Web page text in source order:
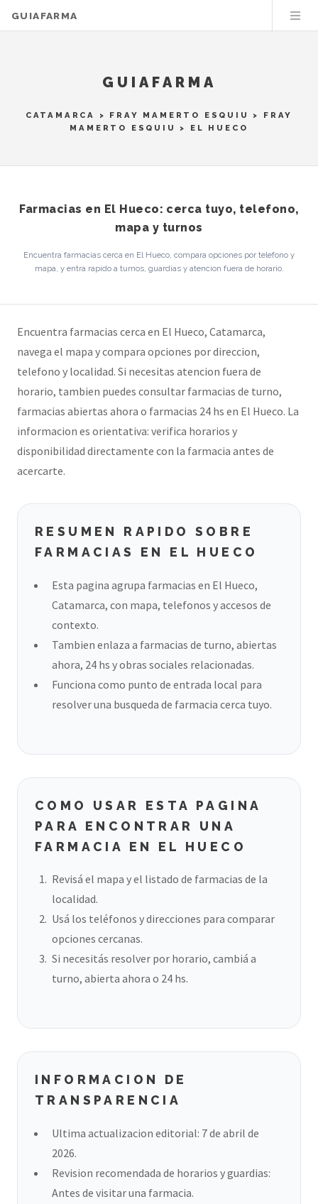
GUIAFARMA
GUIAFARMA
CATAMARCA > FRAY MAMERTO ESQUIU > FRAY
MAMERTO ESQUIU
> EL HUECO
Farmacias en El Hueco: cerca tuyo, telefono,
mapa y turnos
Encuentra farmacias cerca en El Hueco, compara opciones por telefono y
mapa, y entra rapido a turnos, guardias y atencion fuera de horario.
Encuentra farmacias cerca en El Hueco, Catamarca,
navega el mapa y compara opciones por direccion,
telefono y localidad. Si necesitas atencion fuera de
horario, tambien puedes consultar farmacias de turno,
farmacias abiertas ahora o farmacias 24 hs en El Hueco. La
informacion es orientativa: verifica horarios y
disponibilidad directamente con la farmacia antes de
acercarte.
RESUMEN RAPIDO SOBRE
FARMACIAS EN EL HUECO
Esta pagina agrupa farmacias en El Hueco,
Catamarca, con mapa, telefonos y accesos de
contexto.
Tambien enlaza a farmacias de turno, abiertas
ahora, 24 hs y obras sociales relacionadas.
Funciona como punto de entrada local para
resolver una busqueda de farmacia cerca tuyo.
COMO USAR ESTA PAGINA
PARA ENCONTRAR UNA
FARMACIA EN EL HUECO
Revisá el mapa y el listado de farmacias de la
localidad.
Usá los teléfonos y direcciones para comparar
opciones cercanas.
Si necesitás resolver por horario, cambiá a
turno, abierta ahora o 24 hs.
INFORMACION DE
TRANSPARENCIA
Ultima actualizacion editorial: 7 de abril de
2026.
Revision recomendada de horarios y guardias:
Antes de visitar una farmacia.